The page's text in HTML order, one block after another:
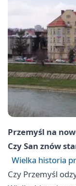
Przemyśl na
Czy San znów
Wielka historia
Czy Przemyśl